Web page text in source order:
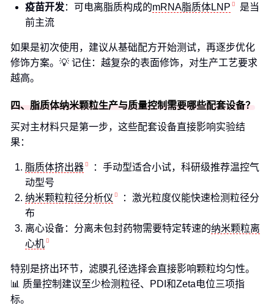
疫苗开发：可电离脂质构成的mRNA脂质体LNP
是当
前主流
如果是初次使用，建议从基础配方开始测试，再逐步优化
修饰方案。💡 记住：越复杂的表面修饰，对生产工艺要求
越高。
四、脂质体纳米颗粒生产与质量控制需要哪些配套设备？
买对主材料只是第一步，这些配套设备直接影响实验结
果：
脂质体挤出器
：手动型适合小试，科研级推荐温控气
动型号
纳米颗粒粒径分析仪
：激光粒度仪能快速检测粒径分
布
离心设备：分离未包封药物需要特定转速的纳米颗粒离
心机
特别是挤出环节，滤膜孔径选择会直接影响颗粒均匀性。
📊 质量控制建议至少检测粒径、PDI和Zeta电位三项指
标。